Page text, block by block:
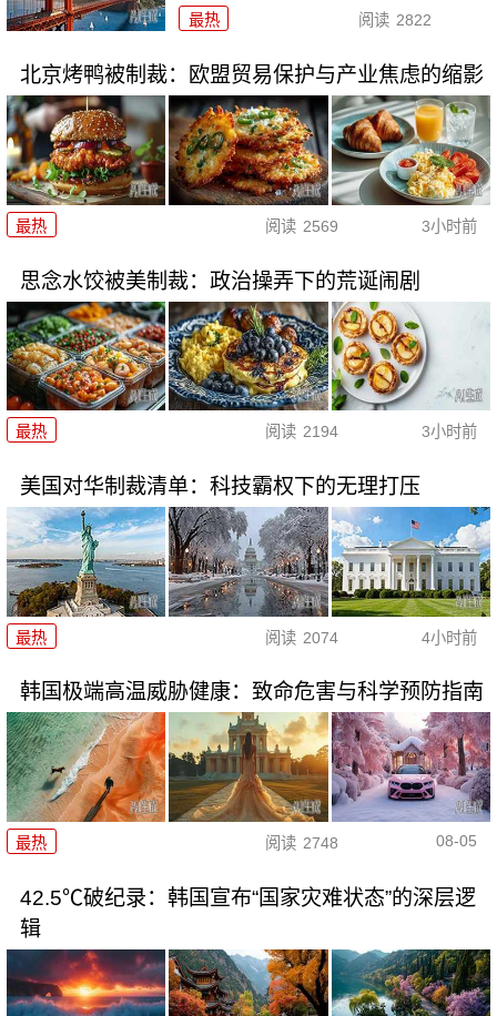
最热 阅读 2822
北京烤鸭被制裁：欧盟贸易保护与产业焦虑的缩影
最热 阅读 2569 3小时前
思念水饺被美制裁：政治操弄下的荒诞闹剧
最热 阅读 2194 3小时前
美国对华制裁清单：科技霸权下的无理打压
最热 阅读 2074 4小时前
韩国极端高温威胁健康：致命危害与科学预防指南
最热 阅读 2748 08-05
42.5℃破纪录：韩国宣布“国家灾难状态”的深层逻
辑